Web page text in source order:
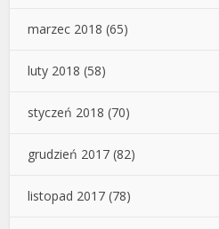
marzec 2018 (65)
luty 2018 (58)
styczeń 2018 (70)
grudzień 2017 (82)
listopad 2017 (78)